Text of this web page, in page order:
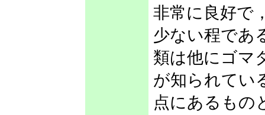
非常に良好で
少ない程であ
類は他にゴマ
が知られてい
点にあるもの